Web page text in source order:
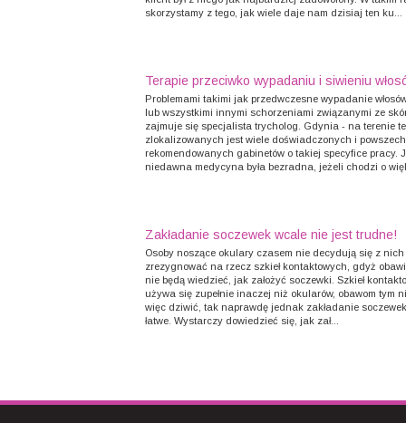
skorzystamy z tego, jak wiele daje nam dzisiaj ten ku...
Terapie przeciwko wypadaniu i siwieniu
Problemami takimi jak przedwczesne wypadanie
lub wszystkimi innymi schorzeniami związanymi ze
zajmuje się specjalista trycholog. Gdynia - na terenie
zlokalizowanych jest wiele doświadczonych i
rekomendowanych gabinetów o takiej specyfice pracy.
niedawna medycyna była bezradna, jeżeli chodzi o
Zakładanie soczewek wcale nie jest trudne!
Osoby noszące okulary czasem nie decydują się z nich
zrezygnować na rzecz szkieł kontaktowych, gdyż
nie będą wiedzieć, jak założyć soczewki. Szkieł
używa się zupełnie inaczej niż okularów, obawom tym
więc dziwić, tak naprawdę jednak zakładanie
łatwe. Wystarczy dowiedzieć się, jak zał...